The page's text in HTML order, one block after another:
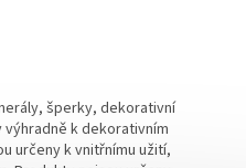
šperky, dekorativní
k dekorativním
určeny k vnitřnímu užití,